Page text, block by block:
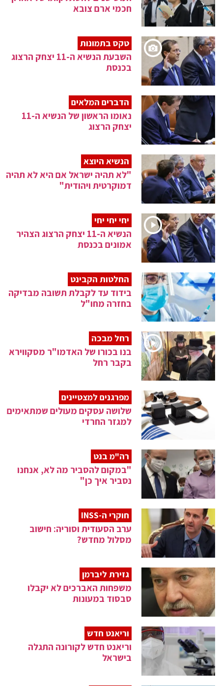
חכמי ארם צובא
טקס בתמונות
השבעת הנשיא ה-11 יצחק הרצוג
בכנסת
הדברים המלאים
נאומו הראשון של הנשיא ה-11
יצחק הרצוג
הנשיא היוצא
"לא תהיה ישראל אם היא לא תהיה
דמוקרטית ויהודית"
יחי יחי יחי
הנשיא ה-11 יצחק הרצוג הצהיר
אמונים בכנסת
החלטות הקבינט
בידוד עד לקבלת תשובה מבדיקה
בחזרה מחו"ל
רחל מבכה
בנו בכורו של האדמו"ר מסקווירא
בקבר רחל
מפרגנים למצטיינים
שלושה עסקים מעולים שמתאימים
למגזר החרדי
רה"מ בנט
"במקום להסביר מה לא, אנחנו
נסביר איך כן"
חוקרי ה-INSS
ערב הסעודית וסוריה: חישוב
מסלול מחדש?
גזירת ליברמן
משפחות האברכים לא יקבלו
סבסוד במעונות
וריאנט חדש
וריאנט חדש לקורונה התגלה
בישראל